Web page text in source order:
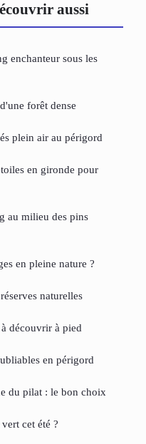
aussi
enchanteur sous les
forêt dense
plein air au périgord
en gironde pour
au milieu des pins
en pleine nature ?
naturelles
découvrir à pied
en périgord
du pilat : le bon choix
cet été ?